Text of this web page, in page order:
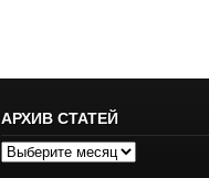
АРХИВ СТАТЕЙ
Архив